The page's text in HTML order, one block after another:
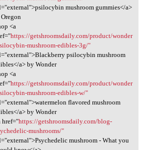
mushroom gummies</a>
<a
https://getshroomsdaily.com/product/wonder
mushroom-edibles-3g/"
psilocybin mushroom
a> by Wonder
<a
https://getshroomsdaily.com/product/wonder
mushroom-edibles-w/"
flavored mushroom
a> by Wonder
href="https://getshroomsdaily.com/blog-
mushrooms/"
mushroom - What you